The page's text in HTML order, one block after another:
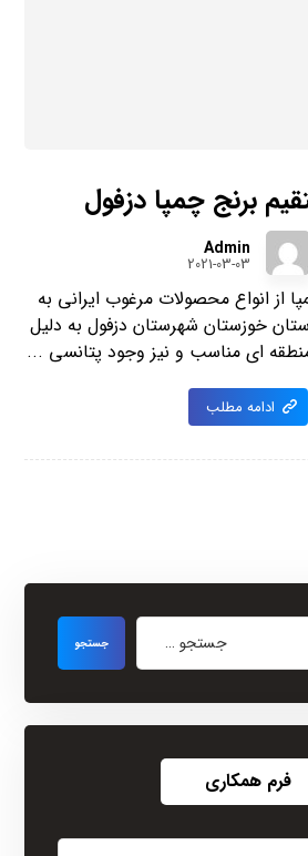
برنج چمپا دزفول
Admin
2021-03-03
از انواع محصولات مرغوب ایرانی به
خوزستان شهرستان دزفول به دلیل
ای مناسب و نیز وجود پتانسی ...
ادامه مطلب
فرم همکاری